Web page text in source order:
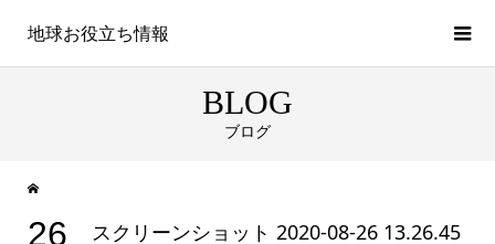
地球お役立ち情報
BLOG
ブログ
26 スクリーンショット 2020-08-26 13.26.45